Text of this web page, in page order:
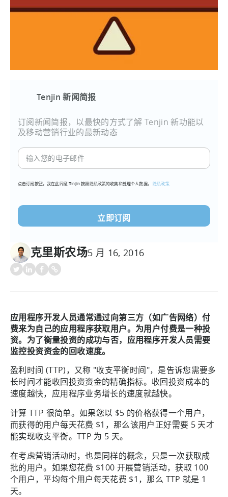
Tenjin 新闻简报
订阅新闻简报，以最快的方式了解 Tenjin 新功能以
及移动营销行业的最新动态
输
入
的
子
邮
(必
须填
写）
点击订阅按钮，我在此同意 Tenjin 按照隐私政策的收集和处理个人数据。隐私政策
克里斯农场5 月 16, 2016
应用程序开发人员通常通过向第三方（如广告网络）付
费来为自己的应用程序获取用户。为用户付费是一种投
资。为了衡量投资的成功与否，应用程序开发人员需要
监控投资资金的回收速度。
盈利时间 (TTP)，又称 "收支平衡时间"，是告诉您需要多
长时间才能收回投资资金的精确指标。收回投资成本的
速度越快，应用程序业务增长的速度就越快。
计算 TTP 很简单。如果您以 $5 的价格获得一个用户，
而获得的用户每天花费 $1，那么该用户正好需要 5 天才
能实现收支平衡。TTP 为 5 天。
在考虑营销活动时，也是同样的概念，只是一次获取成
批的用户。如果您花费 $100 开展营销活动，获取 100
个用户，平均每个用户每天花费 $1，那么 TTP 就是 1
天。